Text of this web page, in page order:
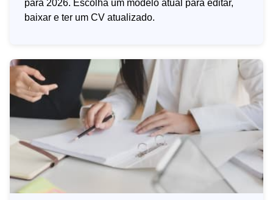
para 2026. Escolha um modelo atual para editar,
baixar e ter um CV atualizado.